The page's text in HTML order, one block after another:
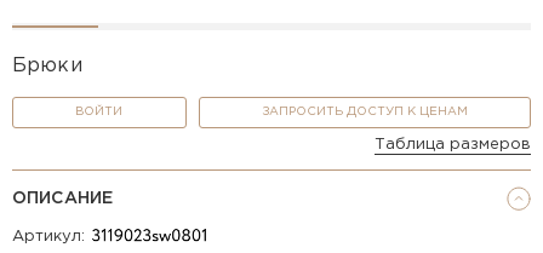
Брюки
ВОЙТИ ЗАПРОСИТЬ ДОСТУП К ЦЕНАМ
Таблица размеров
ОПИСАНИЕ
Артикул: